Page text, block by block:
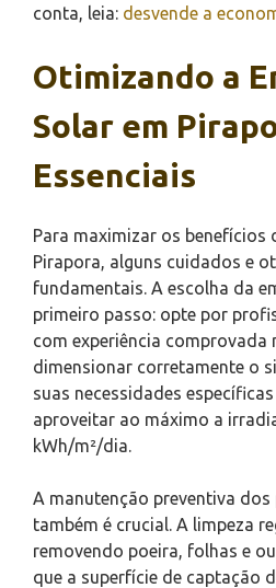
conta, leia: desvende a
Otimizando a
Solar em
Essenciais
Para maximizar os benefícios
Pirapora, alguns cuidados e
fundamentais. A escolha da
primeiro passo: opte por
com experiência comprovada
dimensionar corretamente o
suas necessidades
aproveitar ao máximo a
kWh/m²/dia.
A manutenção preventiva dos
também é crucial. A limpeza
removendo poeira, folhas e
que a superfície de captação